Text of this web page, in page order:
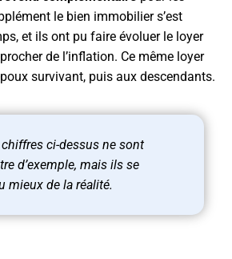
le bien immobilier s’est
et ils ont pu faire évoluer le loyer
de l’inflation. Ce même loyer
survivant, puis aux descendants.
ci-dessus ne sont
d’exemple, mais ils se
mieux de la réalité.